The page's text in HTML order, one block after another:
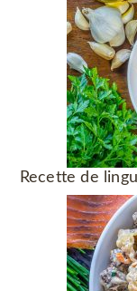
Recette de